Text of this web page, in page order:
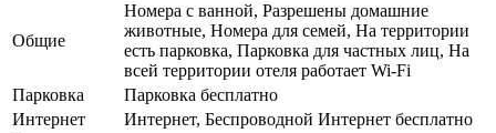
Общие
Номера с ванной, Разрешены домашние
животные, Номера для семей, На территории
есть парковка, Парковка для частных лиц, На
всей территории отеля работает Wi-Fi
Парковка
Парковка бесплатно
Интернет
Интернет, Беспроводной Интернет бесплатно